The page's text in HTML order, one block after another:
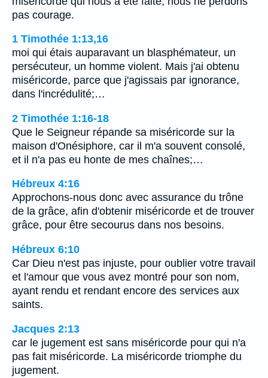
pas courage.
1 Timothée 1:13,16
moi qui étais auparavant un blasphémateur, un
persécuteur, un homme violent. Mais j'ai obtenu
miséricorde, parce que j'agissais par ignorance,
dans l'incrédulité;…
2 Timothée 1:16-18
Que le Seigneur répande sa miséricorde sur la
maison d'Onésiphore, car il m'a souvent consolé,
et il n'a pas eu honte de mes chaînes;…
Hébreux 4:16
Approchons-nous donc avec assurance du trône
de la grâce, afin d'obtenir miséricorde et de trouver
grâce, pour être secourus dans nos besoins.
Hébreux 6:10
Car Dieu n'est pas injuste, pour oublier votre travail
et l'amour que vous avez montré pour son nom,
ayant rendu et rendant encore des services aux
saints.
Jacques 2:13
car le jugement est sans miséricorde pour qui n'a
pas fait miséricorde. La miséricorde triomphe du
jugement.